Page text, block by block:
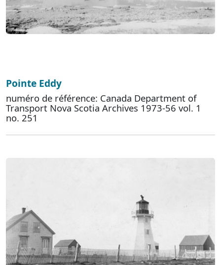
Pointe Eddy
numéro de référence: Canada Department of
Transport Nova Scotia Archives 1973-56 vol. 1
no. 251